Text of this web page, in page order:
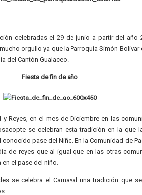
celebradas el 29 de junio a partir del año
orgullo ya que la Parroquia Simón Bolívar
del Cantón Gualaceo.
Fiesta de fin de año
y Reyes, en el mes de Diciembre en las
se celebran esta tradición en la que
pase del Niño. En la Comunidad de
de reyes que al igual que en las otras
el pase del niño.
se celebra el Carnaval una tradición que